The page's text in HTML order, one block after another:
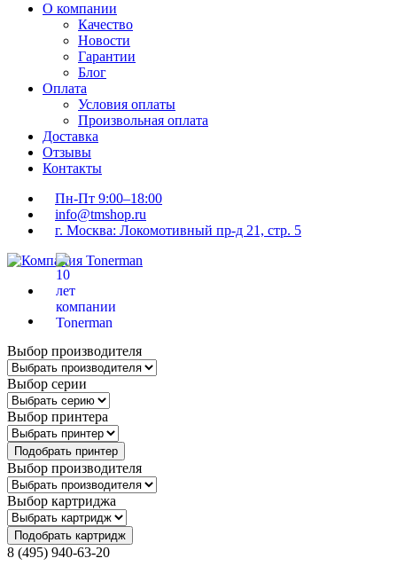
О компании
Качество
Новости
Гарантии
Блог
Оплата
Условия оплаты
Произвольная оплата
Доставка
Отзывы
Контакты
Пн-Пт 9:00–18:00
info@tmshop.ru
г. Москва: Локомотивный пр-д 21, стр. 5
Выбор производителя
Выбор серии
Выбор принтера
Подобрать принтер
Выбор производителя
Выбор картриджа
Подобрать картридж
8 (495) 940-63-20